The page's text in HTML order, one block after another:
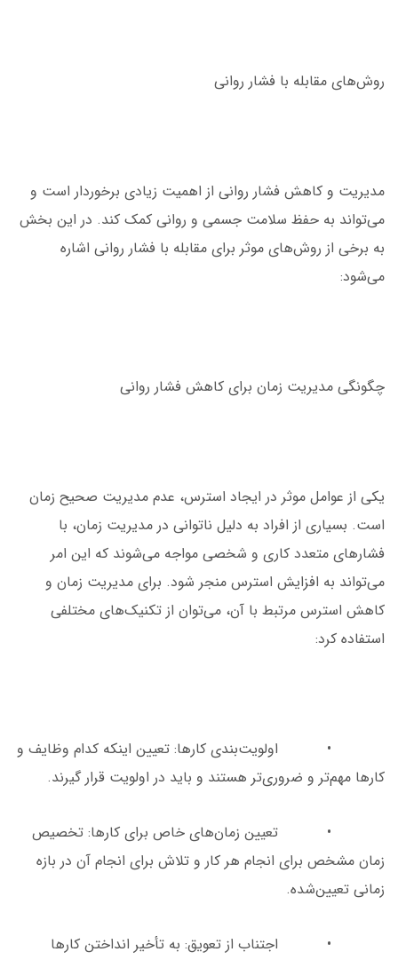
روش‌های مقابله با فشار روانی
مدیریت و کاهش فشار روانی از اهمیت زیادی برخوردار است و
می‌تواند به حفظ سلامت جسمی و روانی کمک کند. در این بخش
به برخی از روش‌های موثر برای مقابله با فشار روانی اشاره
می‌شود:
چگونگی مدیریت زمان برای کاهش فشار روانی
یکی از عوامل موثر در ایجاد استرس، عدم مدیریت صحیح زمان
است. بسیاری از افراد به دلیل ناتوانی در مدیریت زمان، با
فشارهای متعدد کاری و شخصی مواجه می‌شوند که این امر
می‌تواند به افزایش استرس منجر شود. برای مدیریت زمان و
کاهش استرس مرتبط با آن، می‌توان از تکنیک‌های مختلفی
استفاده کرد:
• اولویت‌بندی کارها: تعیین اینکه کدام وظایف و
کارها مهم‌تر و ضروری‌تر هستند و باید در اولویت قرار گیرند.
• تعیین زمان‌های خاص برای کارها: تخصیص
زمان مشخص برای انجام هر کار و تلاش برای انجام آن در بازه
زمانی تعیین‌شده.
• اجتناب از تعویق: به تأخیر انداختن کارها